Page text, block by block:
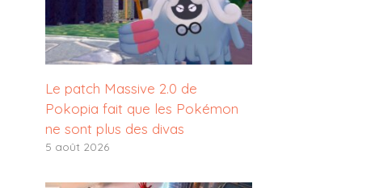
Le patch Massive 2.0 de
Pokopia fait que les Pokémon
ne sont plus des divas
5 août 2026